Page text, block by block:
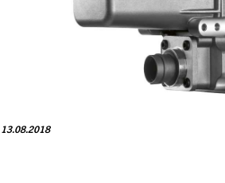
13.08.2018